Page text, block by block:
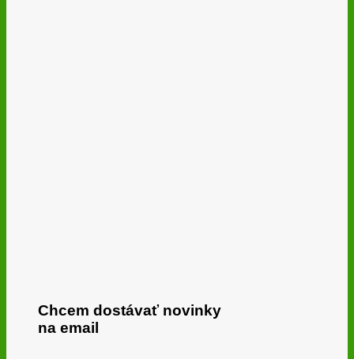
Chcem dostávať novinky
na email